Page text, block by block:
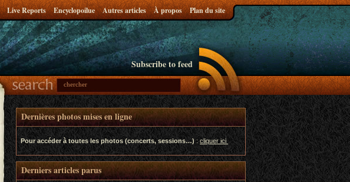
Live Reports Encyclopoilue Autres articles À propos Plan du site
Subscribe to feed
Dernières photos mises en ligne
Pour accéder à toutes les photos (concerts, sessions…):cliquer ici
Derniers articles parus